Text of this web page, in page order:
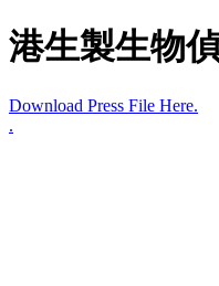
港生製生物
Download Press File Here.
.